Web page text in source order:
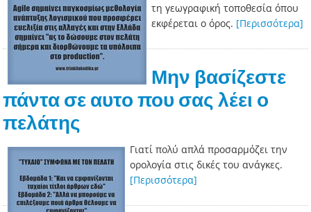
τη γεωγραφική τοποθεσία όπου
εκφέρεται ο όρος. [Περισσότερα]
Μην βασίζεστε
πάντα σε αυτο που σας λέει ο
πελάτης
Γιατί πολύ απλά προσαρμόζει την
ορολογία στις δικές του ανάγκες.
[Περισσότερα]